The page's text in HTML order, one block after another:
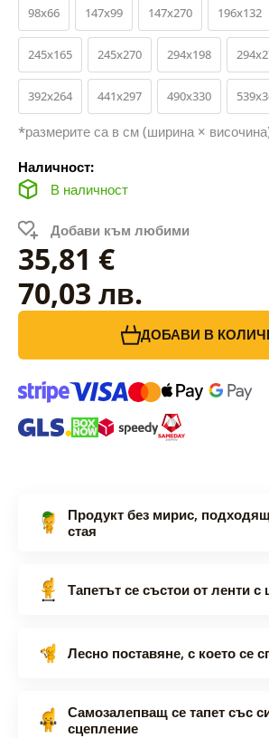
98x66 147x99 147x270 196x132
245x165 245x270 294x198
392x264 441x297 490x330
*размерите са в см (ширина ×
Наличност:
В наличност
Добави към любими
35,81 €
70,03 лв.
ДОБАВИ В
Продукт без мирис,
стая
Тапетът се състои от ленти
Лесно поставяне, с което се
Самозалепващ се тапет със
сцепление